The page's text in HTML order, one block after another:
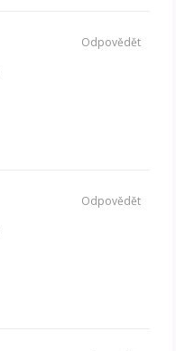
Odpovědět
Odpovědět